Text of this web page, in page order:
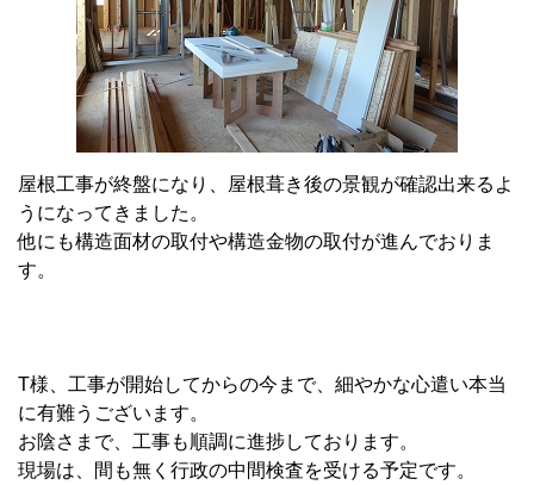
屋根工事が終盤になり、屋根葺き後の景観が確認出来るよ
うになってきました。
他にも構造面材の取付や構造金物の取付が進んでおりま
す。
T様、工事が開始してからの今まで、細やかな心遣い本当
に有難うございます。
お陰さまで、工事も順調に進捗しております。
現場は、間も無く行政の中間検査を受ける予定です。